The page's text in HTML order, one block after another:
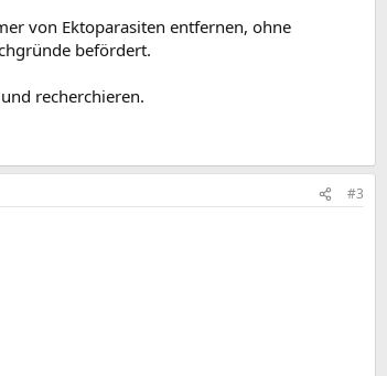
von Ektoparasiten entfernen, ohne
befördert.
recherchieren.
#3